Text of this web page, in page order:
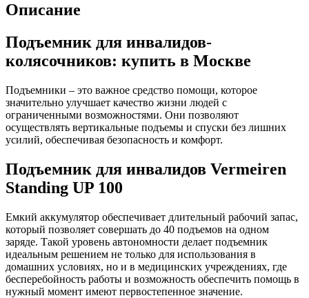
Описание
Подъемник для инвалидов-
колясочников: купить в Москве
Подъемники – это важное средство помощи, которое
значительно улучшает качество жизни людей с
ограниченными возможностями. Они позволяют
осуществлять вертикальные подъемы и спуски без лишних
усилий, обеспечивая безопасность и комфорт.
Подъемник для инвалидов Vermeiren
Standing UP 100
Емкий аккумулятор обеспечивает длительный рабочий запас,
который позволяет совершать до 40 подъемов на одном
заряде. Такой уровень автономности делает подъемник
идеальным решением не только для использования в
домашних условиях, но и в медицинских учреждениях, где
бесперебойность работы и возможность обеспечить помощь в
нужный момент имеют первостепенное значение.